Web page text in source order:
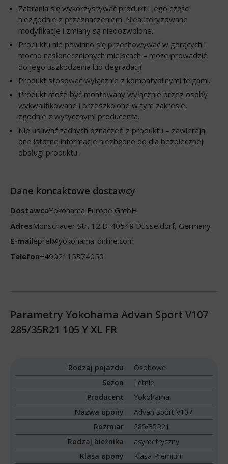
Zabrania się wykorzystywać produkt i jego części
niezgodnie z przeznaczeniem. Nieautoryzowane
modyfikacje i zmiany są niedozwolone.
Produktu nie powinno się przechowywać w gorących i
mocno nasłonecznionych miejscach – może prowadzić
do jego uszkodzenia lub degradacji.
Produkt stosować wyłącznie z kompatybilnymi felgami.
Produkt może być montowany wyłącznie przez osoby
wykwalifikowane i przeszkolone w tym zakresie,
zgodnie z wytycznymi producenta.
Nie usuwać żadnych oznaczeń z produktu – zawierają
one istotne informacje niezbędne do dla bezpiecznej
obsługi produktu.
Dane kontaktowe dostawcy
DostawcaYokohama Europe GmbH
AdresMonschauer Str. 12 D-40549 Düsseldorf, Germany
E-maileprel@yokohama-online.com
Telefon+4902115374050
Parametry Yokohama Advan Sport V107
285/35R21 105 Y XL FR
Rodzaj pojazdu
Osobowe
Sezon
Letnie
Producent
Yokohama
Nazwa opony
Advan Sport V107
Rozmiar
285/35R21
Rodzaj bieżnika
asymetryczny
Klasa opony
Klasa Premium